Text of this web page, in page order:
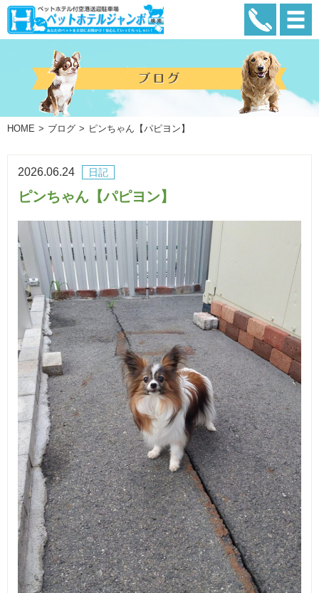
HOME ブログ ピンちゃん【パピヨン】
日記
2026.06.24
ピンちゃん【パピヨン】